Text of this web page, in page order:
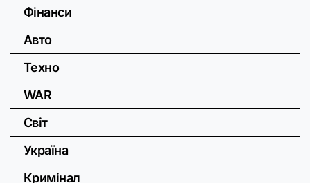
Фінанси
Авто
Техно
WAR
Світ
Україна
Кримінал